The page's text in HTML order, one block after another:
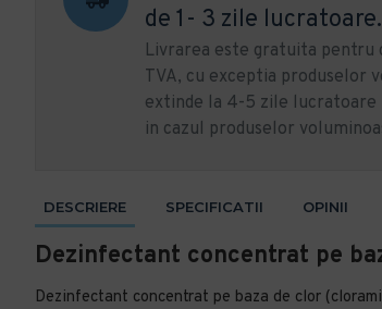
de 1- 3 zile lucratoare.
Livrarea este gratuita pentru
TVA, cu exceptia produselor
extinde la 4-5 zile lucratoare
in cazul produselor
DESCRIERE SPECIFICATII OPINII
Dezinfectant concentrat pe
Dezinfectant concentrat pe baza de clor